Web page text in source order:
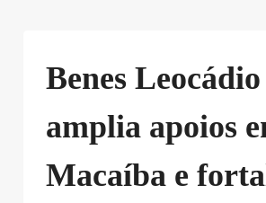
Benes Leocádio
amplia apoios
Macaíba e